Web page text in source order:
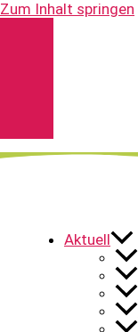
Zum Inhalt springen
Aktuell